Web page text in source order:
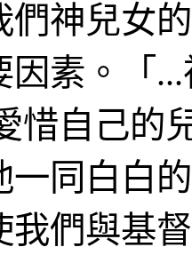
們神兒女
素。「 ...
惜自己的
一同白白
我們與基